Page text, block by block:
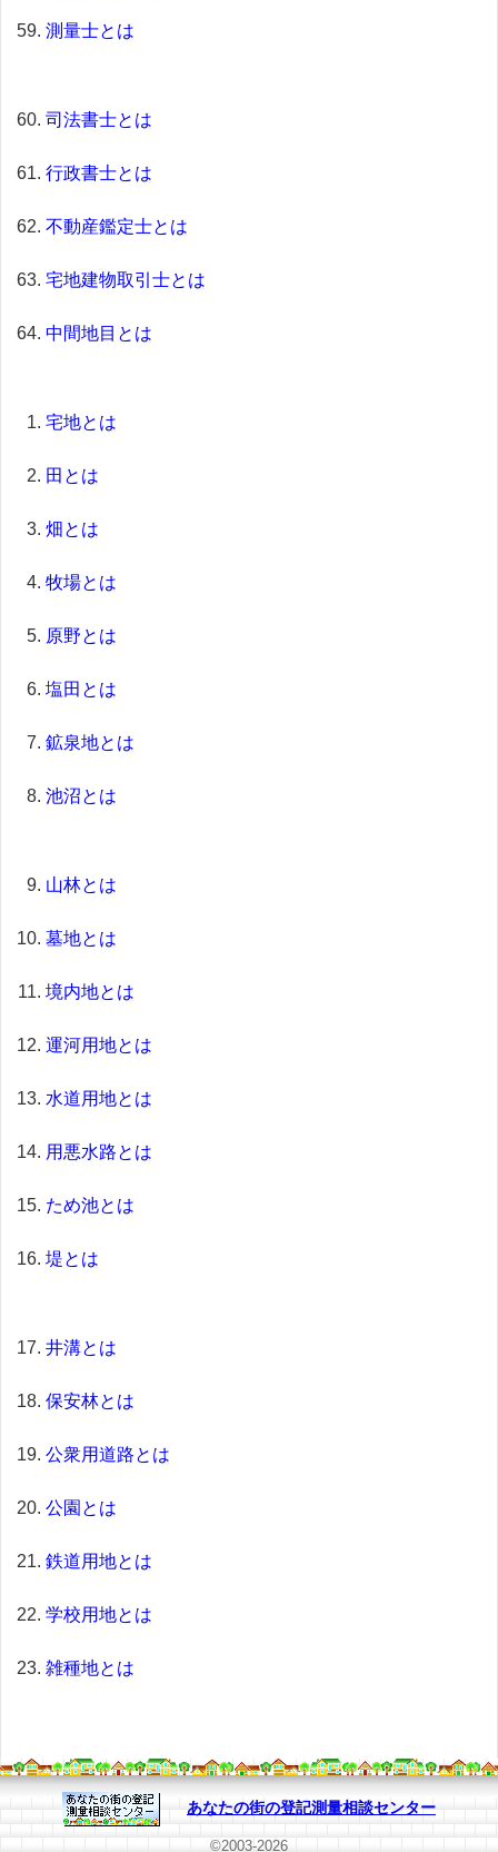
測量士とは
司法書士とは
行政書士とは
不動産鑑定士とは
宅地建物取引士とは
中間地目とは
宅地とは
田とは
畑とは
牧場とは
原野とは
塩田とは
鉱泉地とは
池沼とは
山林とは
墓地とは
境内地とは
運河用地とは
水道用地とは
用悪水路とは
ため池とは
堤とは
井溝とは
保安林とは
公衆用道路とは
公園とは
鉄道用地とは
学校用地とは
雑種地とは
あなたの街の登記測量相談センター
©2003-2026